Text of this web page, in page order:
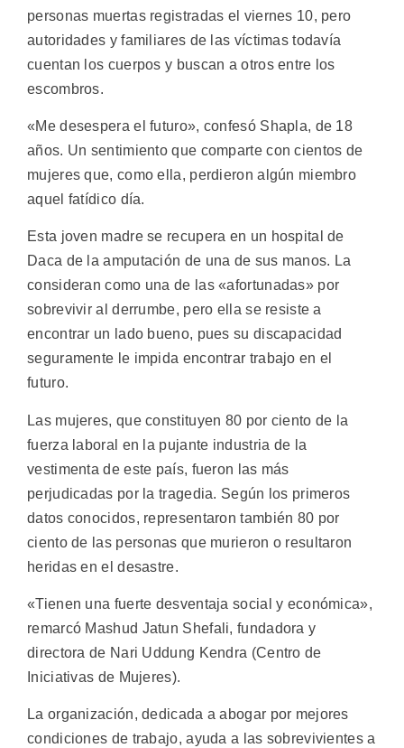
personas muertas registradas el viernes 10, pero
autoridades y familiares de las víctimas todavía
cuentan los cuerpos y buscan a otros entre los
escombros.
«Me desespera el futuro», confesó Shapla, de 18
años. Un sentimiento que comparte con cientos de
mujeres que, como ella, perdieron algún miembro
aquel fatídico día.
Esta joven madre se recupera en un hospital de
Daca de la amputación de una de sus manos. La
consideran como una de las «afortunadas» por
sobrevivir al derrumbe, pero ella se resiste a
encontrar un lado bueno, pues su discapacidad
seguramente le impida encontrar trabajo en el
futuro.
Las mujeres, que constituyen 80 por ciento de la
fuerza laboral en la pujante industria de la
vestimenta de este país, fueron las más
perjudicadas por la tragedia. Según los primeros
datos conocidos, representaron también 80 por
ciento de las personas que murieron o resultaron
heridas en el desastre.
«Tienen una fuerte desventaja social y económica»,
remarcó Mashud Jatun Shefali, fundadora y
directora de Nari Uddung Kendra (Centro de
Iniciativas de Mujeres).
La organización, dedicada a abogar por mejores
condiciones de trabajo, ayuda a las sobrevivientes a